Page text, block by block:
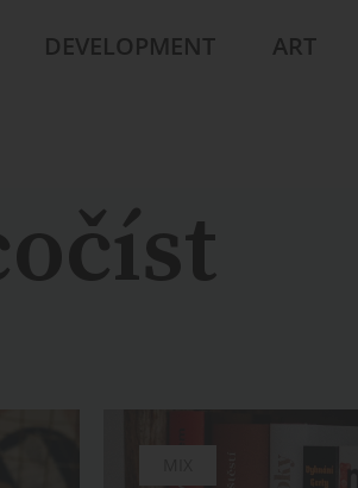
DEVELOPMENT ART